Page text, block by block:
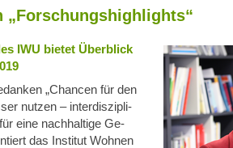
„Forschungshighlights“
IWU bietet Überblick
„Chancen für den
nutzen – inter­dis­zi­pli­
eine nachhaltige Ge­
das Institut Wohnen